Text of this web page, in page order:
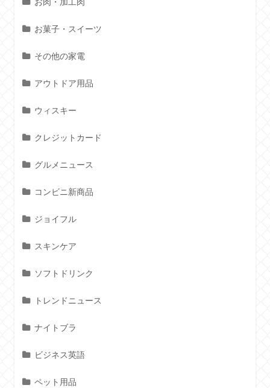
お菓子・スイーツ
その他の家電
アウトドア用品
ウィスキー
クレジットカード
グルメニュース
コンビニ新商品
ジョイフル
スキンケア
ソフトドリンク
トレンドニュース
ナイトブラ
ビジネス英語
ペット用品